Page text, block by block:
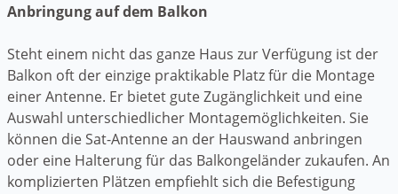
Anbringung auf dem Balkon
Steht einem nicht das ganze Haus zur Verfügung ist der
Balkon oft der einzige praktikable Platz für die Montage
einer Antenne. Er bietet gute Zugänglichkeit und eine
Auswahl unterschiedlicher Montagemöglichkeiten. Sie
können die Sat-Antenne an der Hauswand anbringen
oder eine Halterung für das Balkongeländer zukaufen. An
komplizierten Plätzen empfiehlt sich die Befestigung